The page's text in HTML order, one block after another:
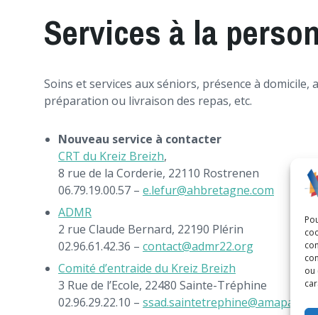
ou
Services à la
Soins et services aux séniors, présence à
préparation ou livraison des repas, etc.
Nouveau service à contacter
CRT du Kreiz Breizh,
8 rue de la Corderie, 22110 Rostrenen
06.79.19.00.57 – e.lefur@ahbretagne.com
ADMR
2 rue Claude Bernard, 22190 Plérin
02.96.61.42.36 – contact@admr22.org
Comité d’entraide du Kreiz Breizh
3 Rue de l’Ecole, 22480 Sainte-Tréphine
02.96.29.22.10 – ssad.saintetrephine@amapa.fr